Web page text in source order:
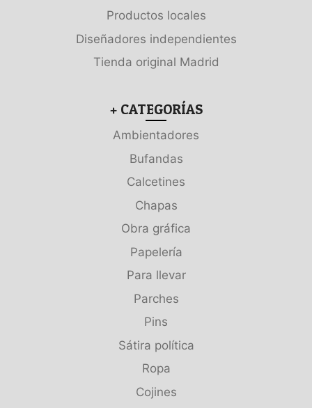
Productos locales
Diseñadores independientes
Tienda original Madrid
+ CATEGORÍAS
Ambientadores
Bufandas
Calcetines
Chapas
Obra gráfica
Papelería
Para llevar
Parches
Pins
Sátira política
Ropa
Cojines